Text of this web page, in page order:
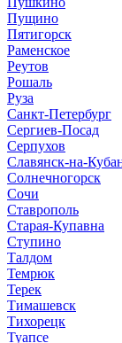
Пущино
Пятигорск
Раменское
Реутов
Рошаль
Руза
Санкт-Петербург
Сергиев-Посад
Серпухов
Славянск-на-
Солнечногорск
Сочи
Ставрополь
Старая-Купавна
Ступино
Талдом
Темрюк
Терек
Тимашевск
Тихорецк
Туапсе